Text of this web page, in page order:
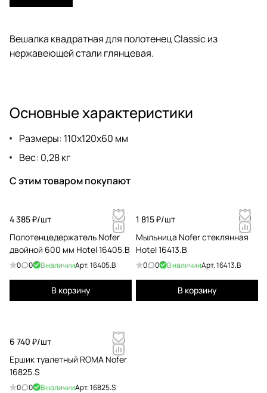
Вешалка квадратная для полотенец Classic из
нержавеющей стали глянцевая.
Основные характеристики
Размеры: 110х120х60 мм
Вес: 0,28 кг
С этим товаром покупают
4 385 ₽/шт
Полотенцедержатель Nofer
двойной 600 мм Hotel 16405.B
0 0 В наличииАрт.16405.B
В корзину
1 815 ₽/шт
Мыльница Nofer стеклянная
Hotel 16413.B
0 0 В наличииАрт.16413.B
В корзину
6 740 ₽/шт
Ершик туалетный ROMA Nofer
16825.S
0 0 В наличииАрт.16825.S